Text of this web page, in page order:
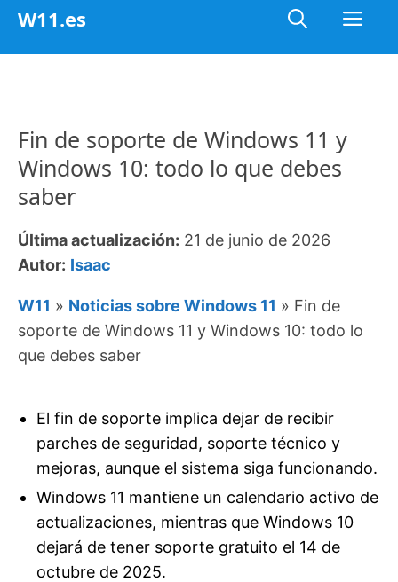
Saltar
W11.es
Fin de soporte de Windows 11 y
Windows 10: todo lo que debes
saber
Última actualización: 21 de junio de 2026
Autor: Isaac
W11 » Noticias sobre Windows 11 » Fin de
soporte de Windows 11 y Windows 10: todo lo
que debes saber
El fin de soporte implica dejar de recibir
parches de seguridad, soporte técnico y
mejoras, aunque el sistema siga funcionando.
Windows 11 mantiene un calendario activo de
actualizaciones, mientras que Windows 10
dejará de tener soporte gratuito el 14 de
octubre de 2025.